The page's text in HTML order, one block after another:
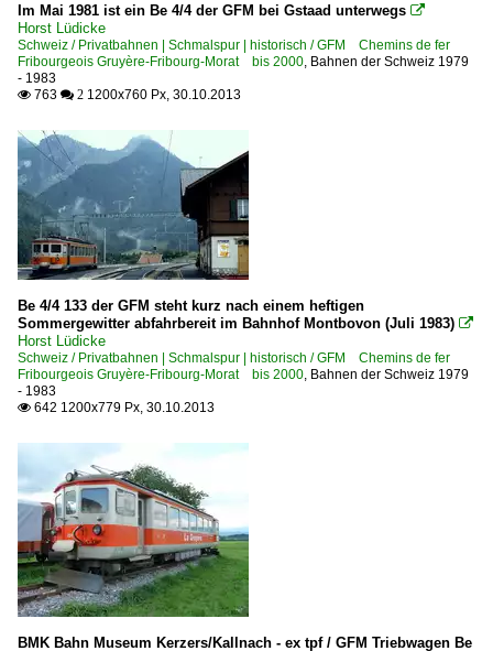
Im Mai 1981 ist ein Be 4/4 der GFM bei Gstaad unterwegs 
Horst Lüdicke
Schweiz / Privatbahnen | Schmalspur | historisch / GFM Chemins de fer
Fribourgeois Gruyère-Fribourg-Morat bis 2000, Bahnen der Schweiz 1979
- 1983
 763  2 1200x760 Px, 30.10.2013
Be 4/4 133 der GFM steht kurz nach einem heftigen
Sommergewitter abfahrbereit im Bahnhof Montbovon (Juli 1983) 
Horst Lüdicke
Schweiz / Privatbahnen | Schmalspur | historisch / GFM Chemins de fer
Fribourgeois Gruyère-Fribourg-Morat bis 2000, Bahnen der Schweiz 1979
- 1983
 642 1200x779 Px, 30.10.2013
BMK Bahn Museum Kerzers/Kallnach - ex tpf / GFM Triebwagen Be